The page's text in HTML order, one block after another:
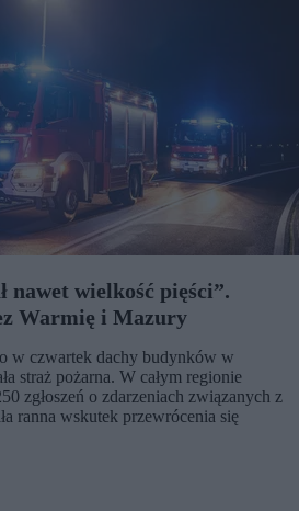
nawet wielkość pięści”.
Warmię i Mazury
w czwartek dachy budynków w
straż pożarna. W całym regionie
zgłoszeń o zdarzeniach związanych z
ranna wskutek przewrócenia się